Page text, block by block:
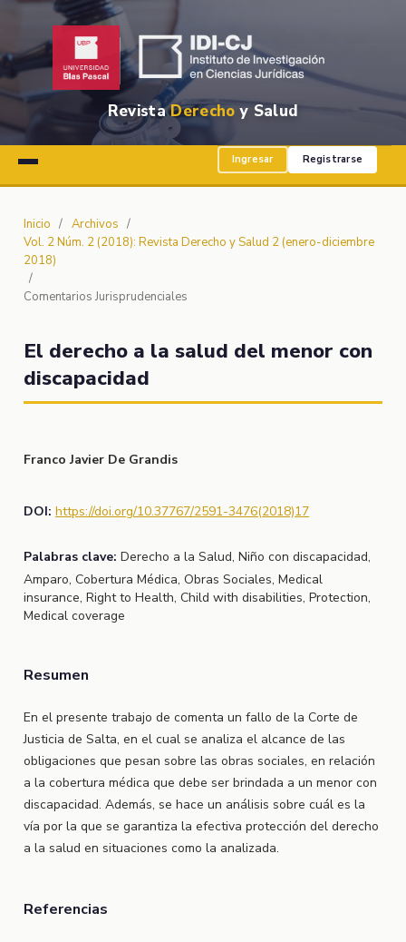
RevistaDerecho y Salud
Ingresar Registrarse
Inicio / Archivos /
Vol. 2 Núm. 2 (2018): Revista Derecho y Salud 2 (enero-diciembre
2018)
/
Comentarios Jurisprudenciales
El derecho a la salud del menor con
discapacidad
Franco Javier De Grandis
DOI: https://doi.org/10.37767/2591-3476(2018)17
Palabras clave: Derecho a la Salud, Niño con discapacidad,
Amparo, Cobertura Médica, Obras Sociales, Medical
insurance, Right to Health, Child with disabilities, Protection,
Medical coverage
Resumen
En el presente trabajo de comenta un fallo de la Corte de
Justicia de Salta, en el cual se analiza el alcance de las
obligaciones que pesan sobre las obras sociales, en relación
a la cobertura médica que debe ser brindada a un menor con
discapacidad. Además, se hace un análisis sobre cuál es la
vía por la que se garantiza la efectiva protección del derecho
a la salud en situaciones como la analizada.
Referencias